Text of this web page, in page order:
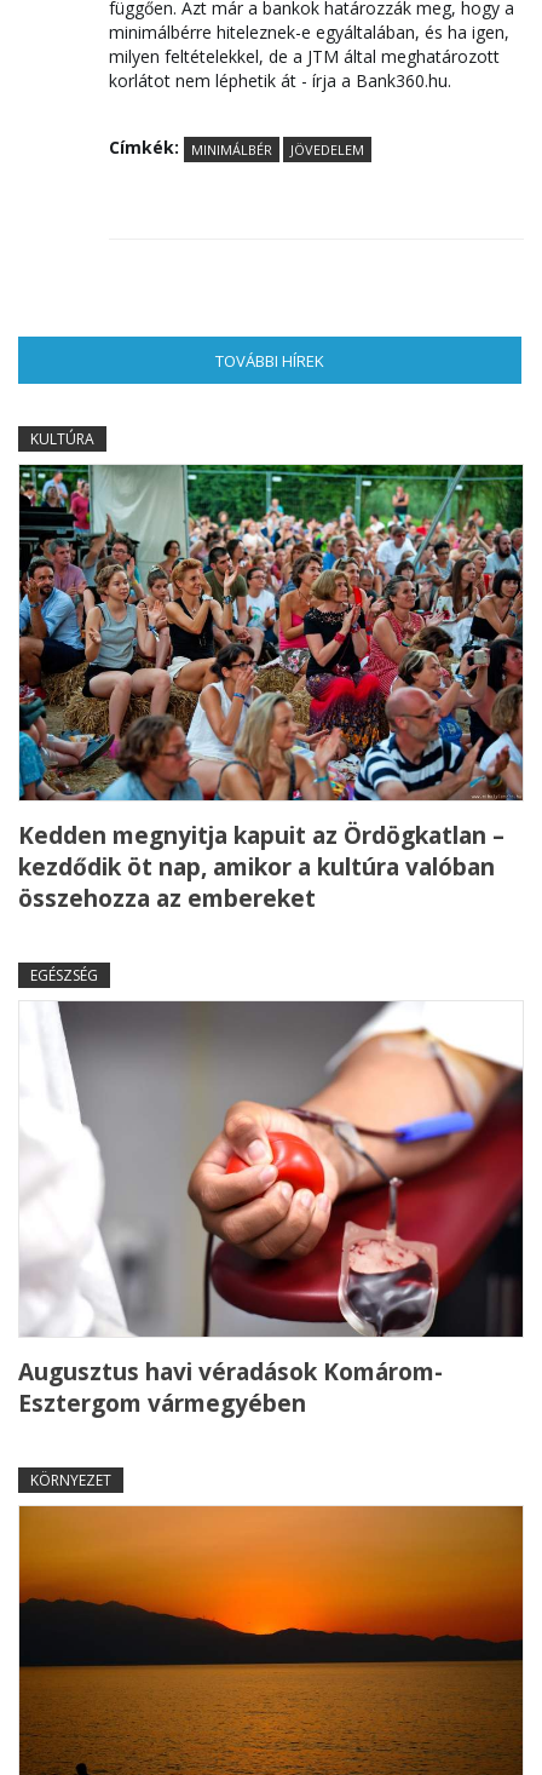
függően. Azt már a bankok határozzák meg, hogy a
minimálbérre hiteleznek-e egyáltalában, és ha igen,
milyen feltételekkel, de a JTM által meghatározott
korlátot nem léphetik át - írja a Bank360.hu.
Címkék: MINIMÁLBÉR JÖVEDELEM
TOVÁBBI HÍREK
KULTÚRA
Kedden megnyitja kapuit az Ördögkatlan –
kezdődik öt nap, amikor a kultúra valóban
összehozza az embereket
EGÉSZSÉG
Augusztus havi véradások Komárom-
Esztergom vármegyében
KÖRNYEZET